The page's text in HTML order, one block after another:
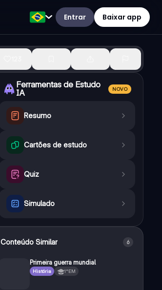
Entrar Baixar app
Ferramentas de Estudo
IA
NOVO
Resumo
Cartões de estudo
Quiz
Simulado
Conteúdo Similar 6
Primeira guerra mundial
História 1°EM